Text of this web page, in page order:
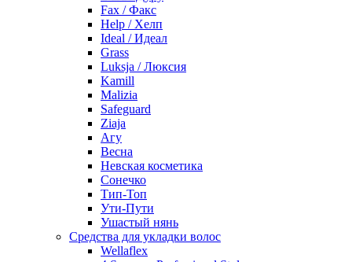
Fax / Факс
Help / Хелп
Ideal / Идеал
Grass
Luksja / Люксия
Kamill
Malizia
Safeguard
Ziaja
Агу
Весна
Невская косметика
Сонечко
Тип-Топ
Ути-Пути
Ушастый нянь
Средства для укладки волос
Wellaflex